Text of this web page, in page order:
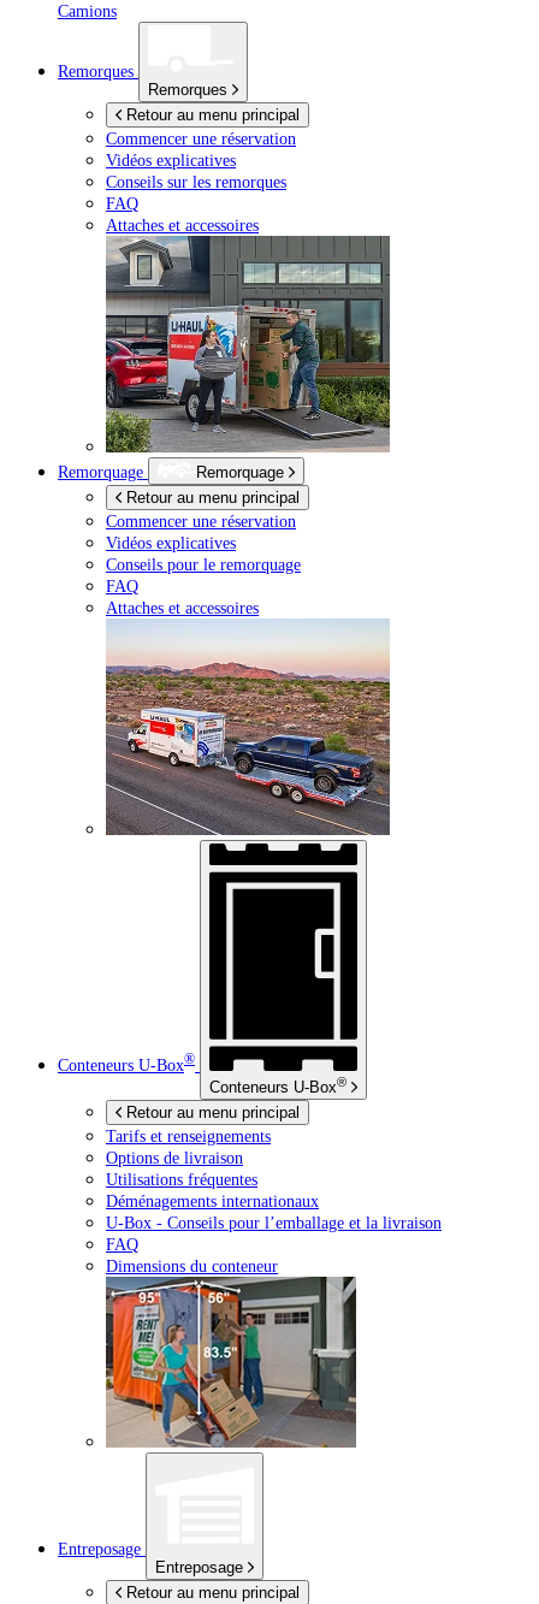
Camions
Remorques
Remorques
Retour au menu principal
Commencer une réservation
Vidéos explicatives
Conseils sur les remorques
FAQ
Attaches et accessoires
Remorquage
Remorquage
Retour au menu principal
Commencer une réservation
Vidéos explicatives
Conseils pour le remorquage
FAQ
Attaches et accessoires
Conteneurs U-Box®
Conteneurs U-Box®
Retour au menu principal
Tarifs et renseignements
Options de livraison
Utilisations fréquentes
Déménagements internationaux
U-Box - Conseils pour l’emballage et la livraison
FAQ
Dimensions du conteneur
Entreposage
Entreposage
Retour au menu principal